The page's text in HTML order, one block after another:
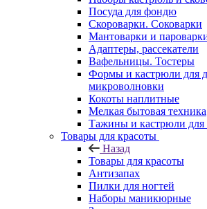
Посуда для фондю
Скороварки. Соковарки
Мантоварки и
Адаптеры, рассекатели
Вафельницы. Тостеры
Формы и кастрюли для
микроволновки
Кокоты наплитные
Мелкая бытовая техника
Тажины и кастрюли для
Товары для красоты
Назад
Товары для красоты
Антизапах
Пилки для ногтей
Наборы маникюрные